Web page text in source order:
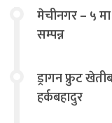
मेचीनगर – ५
सम्पन्न
ड्रागन फ्रुट
हर्कबहादुर